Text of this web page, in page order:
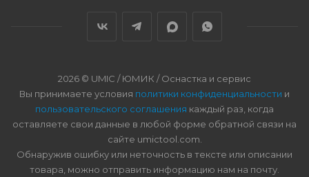
2026 © UMIC / ЮМИК / Оснастка и сервис
Вы принимаете условия политики конфиденциальности и
пользовательского соглашения каждый раз, когда
оставляете свои данные в любой форме обратной связи на
сайте umictool.com.
Обнаружив ошибку или неточность в тексте или описании
товара, можно отправить информацию нам на почту.